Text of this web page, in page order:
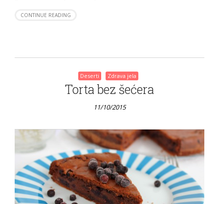
CONTINUE READING
Deserti Zdrava jela
Torta bez šećera
11/10/2015